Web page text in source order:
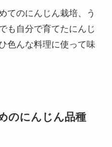
てのにんじん栽培、う
も自分で育てたにんじ
色んな料理に使って味
のにんじん品種